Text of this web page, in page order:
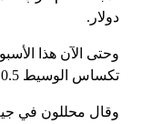
دولار.
تكساس الوسيط 0.5 بالمئة، بحسب بيانات وكالة “رويترز”.
وقال محللون في